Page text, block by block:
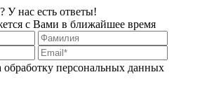
У нас есть ответы!
с Вами в ближайшее время
обработку персональных данных